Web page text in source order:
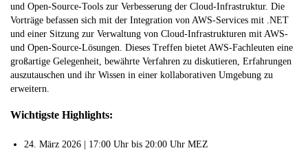
und Open-Source-Tools zur Verbesserung der Cloud-Infrastruktur. Die
Vorträge befassen sich mit der Integration von AWS-Services mit .NET
und einer Sitzung zur Verwaltung von Cloud-Infrastrukturen mit AWS-
und Open-Source-Lösungen. Dieses Treffen bietet AWS-Fachleuten eine
großartige Gelegenheit, bewährte Verfahren zu diskutieren, Erfahrungen
auszutauschen und ihr Wissen in einer kollaborativen Umgebung zu
erweitern.
Wichtigste Highlights:
24. März 2026 | 17:00 Uhr bis 20:00 Uhr MEZ